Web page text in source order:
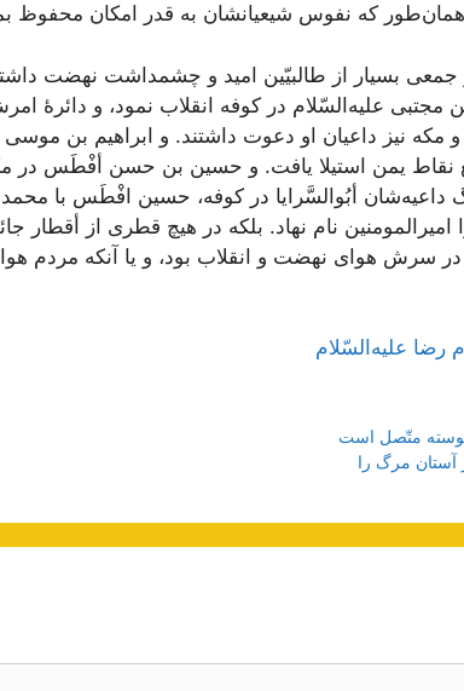
که‌ نفوس‌ شيعيانشان‌ به‌ قدر امکان‌ محفوظ‌
بسيار از طالبيّين‌ اميد و چشمداشت‌ نهضت‌
عليه‌السّلام در کوفه‌ انقلاب‌ نمود، و دائرۀ
مکه‌ نيز داعيان‌ او دعوت‌ داشتند. و ابراهيم‌ بن‌
نقاط‌ يمن‌ استيلا يافت‌. و حسين‌ بن‌ حسن أفْطَس‌ در
أبُوالسَّرايا در کوفه‌، حسين‌ افْطَس‌ با
نام‌ نهاد. بلکه‌ در هيچ‌ قطری از أقطار
سرش‌ هوای نهضت‌ و انقلاب‌ بود، و يا آنکه‌ مردم‌
رضا عليه‌السّلام
متّصل‌ است‌
آستان مرگ را